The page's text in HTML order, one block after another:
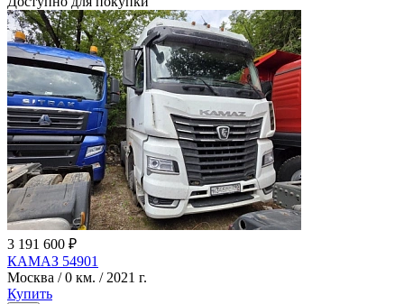
3 191 600 ₽
КАМАЗ 54901
Москва / 0 км. / 2021 г.
Купить